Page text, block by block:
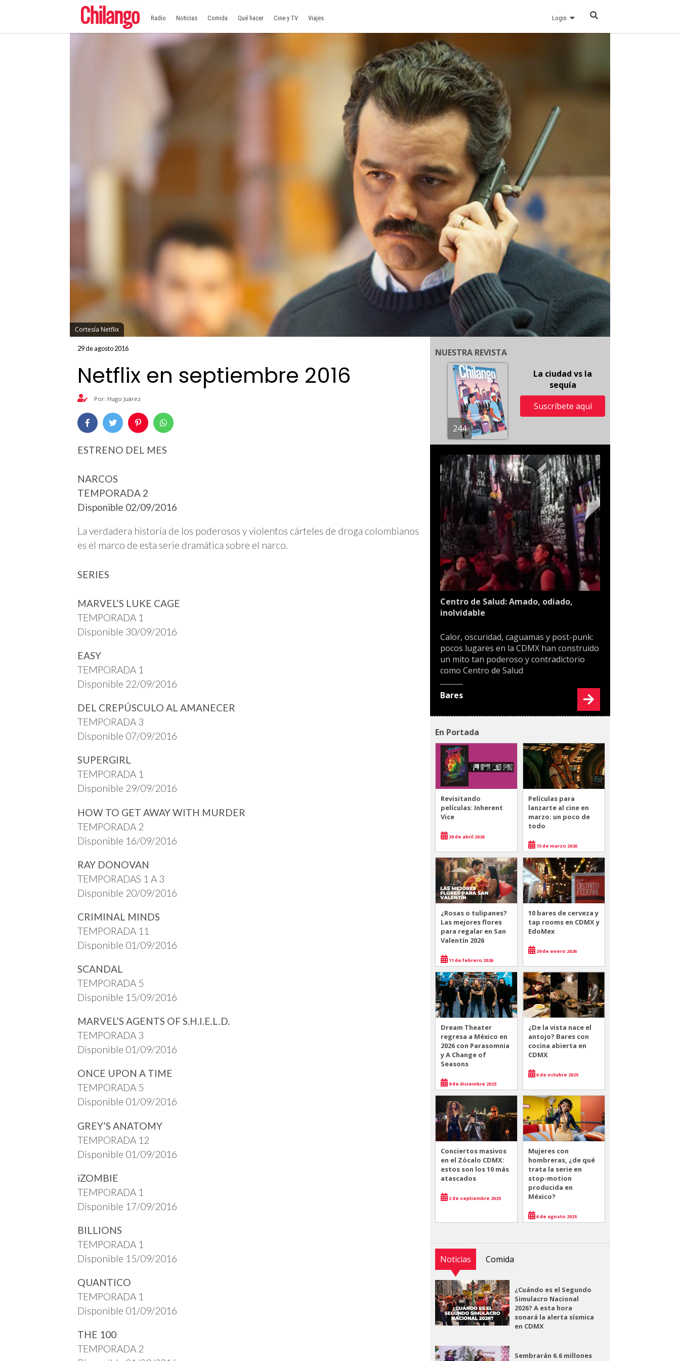
Radio Noticias Comida Qué hacer Cine y TV Viajes Login
Cortesía Netflix
29 de agosto 2016
Netflix en septiembre 2016
Por: Hugo Juárez
ESTRENO DEL MES
NARCOS
TEMPORADA 2
Disponible 02/09/2016
La verdadera historia de los poderosos y violentos cárteles de droga colombianos
es el marco de esta serie dramática sobre el narco.
SERIES
MARVEL’S LUKE CAGE
TEMPORADA 1
Disponible 30/09/2016
EASY
TEMPORADA 1
Disponible 22/09/2016
DEL CREPÚSCULO AL AMANECER
TEMPORADA 3
Disponible 07/09/2016
SUPERGIRL
TEMPORADA 1
Disponible 29/09/2016
HOW TO GET AWAY WITH MURDER
TEMPORADA 2
Disponible 16/09/2016
RAY DONOVAN
TEMPORADAS 1 A 3
Disponible 20/09/2016
CRIMINAL MINDS
TEMPORADA 11
Disponible 01/09/2016
SCANDAL
TEMPORADA 5
Disponible 15/09/2016
MARVEL’S AGENTS OF S.H.I.E.L.D.
TEMPORADA 3
Disponible 01/09/2016
ONCE UPON A TIME
TEMPORADA 5
Disponible 01/09/2016
GREY’S ANATOMY
TEMPORADA 12
Disponible 01/09/2016
iZOMBIE
TEMPORADA 1
Disponible 17/09/2016
BILLIONS
TEMPORADA 1
Disponible 15/09/2016
QUANTICO
TEMPORADA 1
Disponible 01/09/2016
THE 100
TEMPORADA 2
NUESTRA REVISTA
244
La ciudad vs la
sequía
Suscríbete aquí
Centro de Salud: Amado, odiado,
inolvidable
Calor, oscuridad, caguamas y post-punk:
pocos lugares en la CDMX han construido
un mito tan poderoso y contradictorio
como Centro de Salud
Bares
En Portada
Revisitando
películas: Inherent
Vice
20 de abril 2026
Películas para
lanzarte al cine en
marzo: un poco de
todo
15 de marzo 2026
¿Rosas o tulipanes?
Las mejores flores
para regalar en San
Valentín 2026
11 de febrero 2026
10 bares de cerveza y
tap rooms en CDMX y
EdoMex
29 de enero 2026
Dream Theater
regresa a México en
2026 con Parasomnia
y A Change of
Seasons
9 de diciembre 2025
¿De la vista nace el
antojo? Bares con
cocina abierta en
CDMX
6 de octubre 2025
Conciertos masivos
en el Zócalo CDMX:
estos son los 10 más
atascados
2 de septiembre 2025
Mujeres con
hombreras, ¿de qué
trata la serie en
stop-motion
producida en
México?
6 de agosto 2025
Noticias Comida
¿Cuándo es el Segundo
Simulacro Nacional
2026? A esta hora
sonará la alerta sísmica
en CDMX
Sembrarán 6.6 millones